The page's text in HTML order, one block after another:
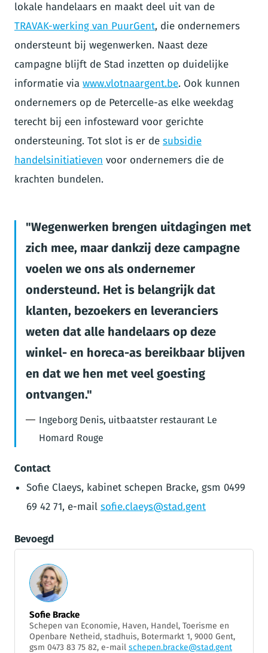
lokale handelaars en maakt deel uit van de
TRAVAK-werking van PuurGent, die ondernemers
ondersteunt bij wegenwerken. Naast deze
campagne blijft de Stad inzetten op duidelijke
informatie via www.vlotnaargent.be. Ook kunnen
ondernemers op de Petercelle-as elke weekdag
terecht bij een infosteward voor gerichte
ondersteuning. Tot slot is er de subsidie
handelsinitiatieven voor ondernemers die de
krachten bundelen.
Wegenwerken brengen uitdagingen met
zich mee, maar dankzij deze campagne
voelen we ons als ondernemer
ondersteund. Het is belangrijk dat
klanten, bezoekers en leveranciers
weten dat alle handelaars op deze
winkel- en horeca-as bereikbaar blijven
en dat we hen met veel goesting
ontvangen.
Ingeborg Denis, uitbaatster restaurant Le
Homard Rouge
Contact
Sofie Claeys, kabinet schepen Bracke, gsm 0499
69 42 71, e-mail sofie.claeys@stad.gent
Bevoegd
Sofie Bracke
Schepen van Economie, Haven, Handel, Toerisme en
Openbare Netheid, stadhuis, Botermarkt 1, 9000 Gent,
gsm 0473 83 75 82, e-mail schepen.bracke@stad.gent